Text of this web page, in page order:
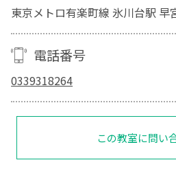
東京メトロ有楽町線 氷川台駅 早
電話番号
0339318264
この教室に問い